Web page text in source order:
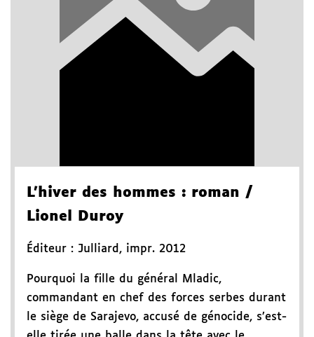
L'hiver des hommes : roman /
Lionel Duroy
Éditeur : Julliard , impr. 2012
Pourquoi la fille du général Mladic,
commandant en chef des forces serbes durant
le siège de Sarajevo, accusé de génocide, s’est-